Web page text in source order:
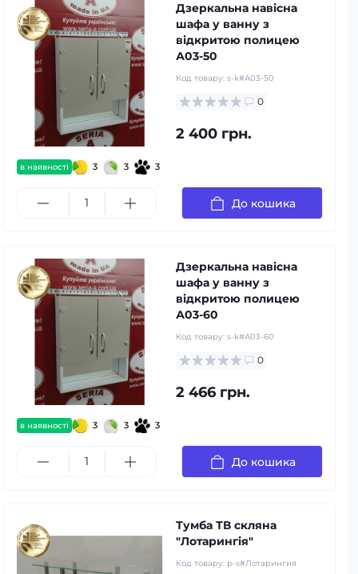
в наявності 3 3 3
Дзеркальна навісна
шафа у ванну з
відкритою полицею
А03-50
Код товару: s-k#А03-50
0
2 400 грн.
До кошика
в наявності 3 3 3
Дзеркальна навісна
шафа у ванну з
відкритою полицею
А03-60
Код товару: s-k#А03-60
0
2 466 грн.
До кошика
Тумба ТВ скляна
"Лотарингія"
Код товару: p-s#Лотарингия